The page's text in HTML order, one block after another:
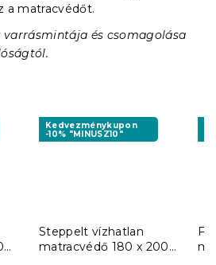
a matracvédőt.
varrásmintája és csomagolása
Kedvezménykupon
-10% "MINUSZ10"
Steppelt vízhatlan
matracvédő 180 x 200